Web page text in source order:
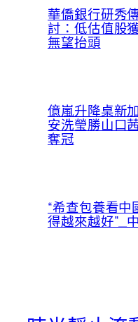
華僑銀行研秀
討：低估值股
無望抬頭
億嵐升降桌新
安洗瑩勝山口
奪冠
“希查包養看中
得越來越好”_